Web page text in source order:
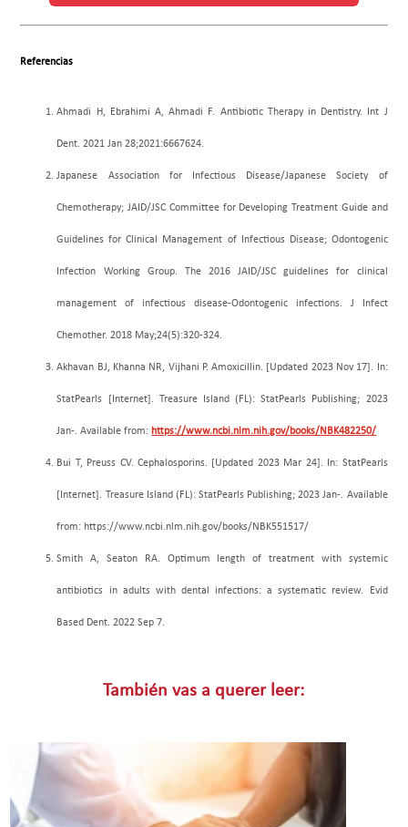
Referencias
Ahmadi H, Ebrahimi A, Ahmadi F. Antibiotic Therapy in Dentistry. Int J
Dent. 2021 Jan 28;2021:6667624.
Japanese Association for Infectious Disease/Japanese Society of
Chemotherapy; JAID/JSC Committee for Developing Treatment Guide and
Guidelines for Clinical Management of Infectious Disease; Odontogenic
Infection Working Group. The 2016 JAID/JSC guidelines for clinical
management of infectious disease-Odontogenic infections. J Infect
Chemother. 2018 May;24(5):320-324.
Akhavan BJ, Khanna NR, Vijhani P. Amoxicillin. [Updated 2023 Nov 17]. In:
StatPearls [Internet]. Treasure Island (FL): StatPearls Publishing; 2023
Jan-. Available from: https://www.ncbi.nlm.nih.gov/books/NBK482250/
Bui T, Preuss CV. Cephalosporins. [Updated 2023 Mar 24]. In: StatPearls
[Internet]. Treasure Island (FL): StatPearls Publishing; 2023 Jan-. Available
from: https://www.ncbi.nlm.nih.gov/books/NBK551517/
Smith A, Seaton RA. Optimum length of treatment with systemic
antibiotics in adults with dental infections: a systematic review. Evid
Based Dent. 2022 Sep 7.
También vas a querer leer: